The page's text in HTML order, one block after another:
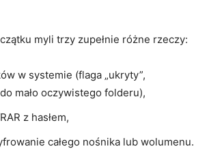
myli trzy zupełnie różne rzeczy:
w systemie (flaga „ukryty”,
mało oczywistego folderu),
z hasłem,
całego nośnika lub wolumenu.